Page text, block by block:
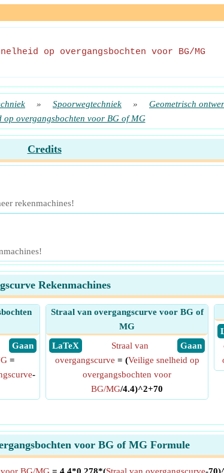
op overgangsbochten voor BG/MG
» Spoorwegtechniek » Geometrisch
op overgangsbochten voor BG of MG
Credits
rekenmachines!
Rekenmachines
​ Gaan
=
-
Straal van overgangscurve voor BG of
MG
​ LaTeX
​ Gaan
Straal van
overgangscurve = (Veilige snelheid op
overgangsbochten voor
BG/MG/4.4)^2+70
voor BG of MG Formule